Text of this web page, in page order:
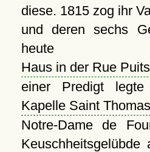
diese. 1815 zog ihr
und deren sechs
heute
Haus in der Rue
einer Predigt
Kapelle Saint Thomas
Notre-Dame de